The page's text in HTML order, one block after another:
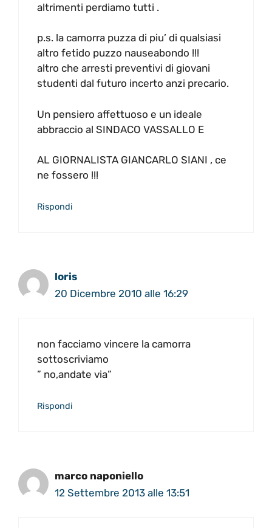
altrimenti perdiamo tutti .
p.s. la camorra puzza di piu’ di qualsiasi
altro fetido puzzo nauseabondo !!!
altro che arresti preventivi di giovani
studenti dal futuro incerto anzi precario.
Un pensiero affettuoso e un ideale
abbraccio al SINDACO VASSALLO E
AL GIORNALISTA GIANCARLO SIANI , ce
ne fossero !!!
Rispondi
loris
20 Dicembre 2010 alle 16:29
non facciamo vincere la camorra
sottoscriviamo
” no,andate via”
Rispondi
marco naponiello
12 Settembre 2013 alle 13:51